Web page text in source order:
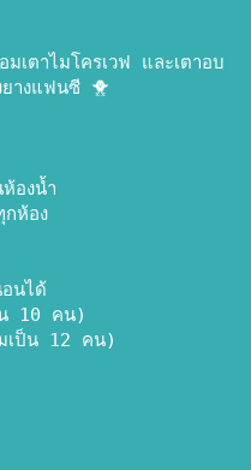
เตาไมโครเวฟ และเตาอบ
ยางแฟนซี 🐥
องน้ำ
ห้อง
นได้
10 คน)
เป็น 12 คน)